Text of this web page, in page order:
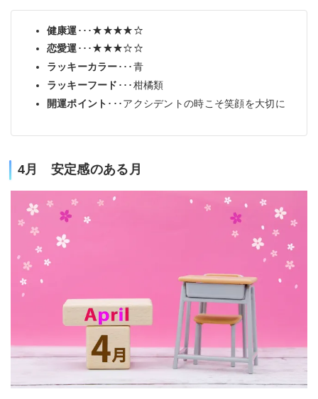
健康運･･･★★★★☆
恋愛運･･･★★★☆☆
ラッキーカラー･･･青
ラッキーフード ･･･柑橘類
開運ポイント ･･･アクシデントの時こそ笑顔を大切に
4月 安定感のある月